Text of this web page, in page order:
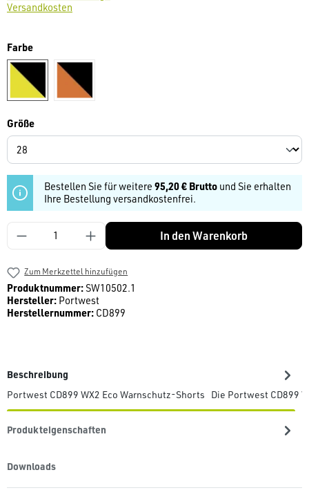
Versandkosten
Farbeauswählen
warngelb/ schwarzwarnorange/ schwarz
Größeauswählen
Bestellen Sie für weitere 95,20 € Brutto und Sie erhalten
Ihre Bestellung versandkostenfrei.
Produkt Anzahl: Gib den gewünschten Wert
In den Warenkorb
Zum Merkzettel hinzufügen
Produktnummer:SW10502.1
Hersteller: Portwest
Herstellernummer: CD899
Beschreibung
Portwest CD899 WX2 Eco Warnschutz-Shorts Die Portwest
Produkteigenschaften
Downloads